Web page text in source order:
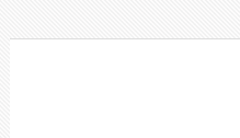
設備整備お
加組織は、
選定された
る電力網に
事業者の負
系統連系を
したAvia 2は
狭視野の
ケーブル、